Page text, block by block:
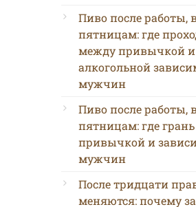
Пиво после работы,
пятницам: где
между привычкой и
алкогольной
мужчин
Пиво после работы,
пятницам: где
привычкой и
мужчин
После тридцати
меняются: почему